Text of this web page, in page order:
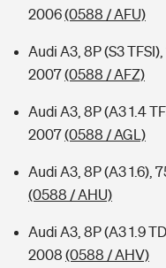
2006(0588 / AFU)
Audi A3, 8P (S3
2007(0588 / AFZ)
Audi A3, 8P (A3 1.4
2007(0588 / AGL)
Audi A3, 8P (A3 1.6),
(0588 / AHU)
Audi A3, 8P (A3 1.9
2008 (0588 / AHV)